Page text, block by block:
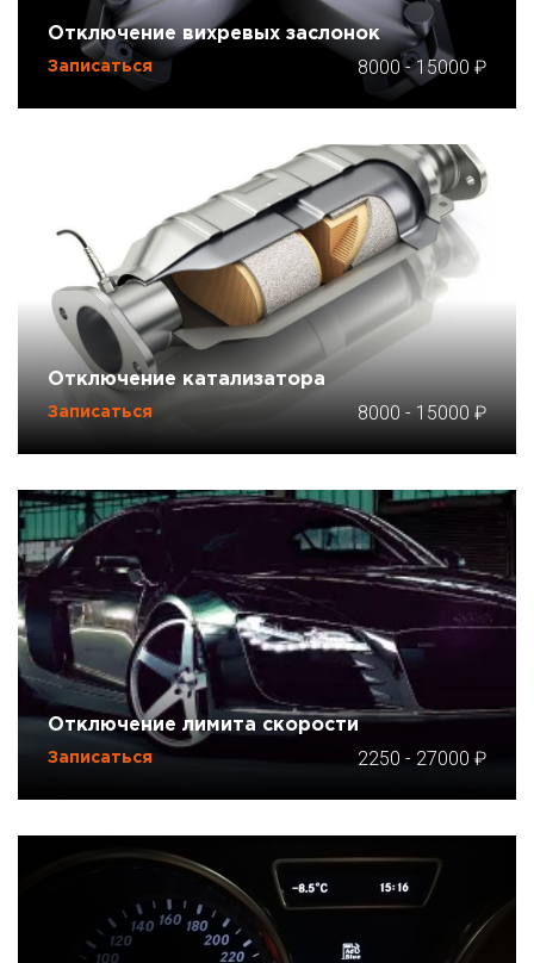
Отключение вихревых заслонок
Записаться 8000-15000
Отключение катализатора
Записаться 8000 - 15000
Отключение лимита скорости
Записаться 2250 - 27000